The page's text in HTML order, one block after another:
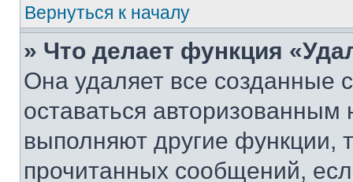
Вернуться к началу
» Что делает функция
Она удаляет все созданные
оставаться
выполняют другие функции,
прочитанных сообщений,